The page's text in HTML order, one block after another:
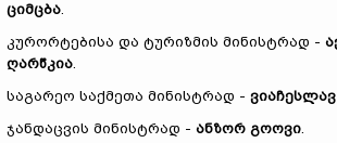
ციმცბა.
კურორტებისა და ტურიზმის მინისტრად -
ღარწკია.
საგარეო საქმეთა მინისტრად -
ჯანდაცვის მინისტრად - ანზორ გოოვი.